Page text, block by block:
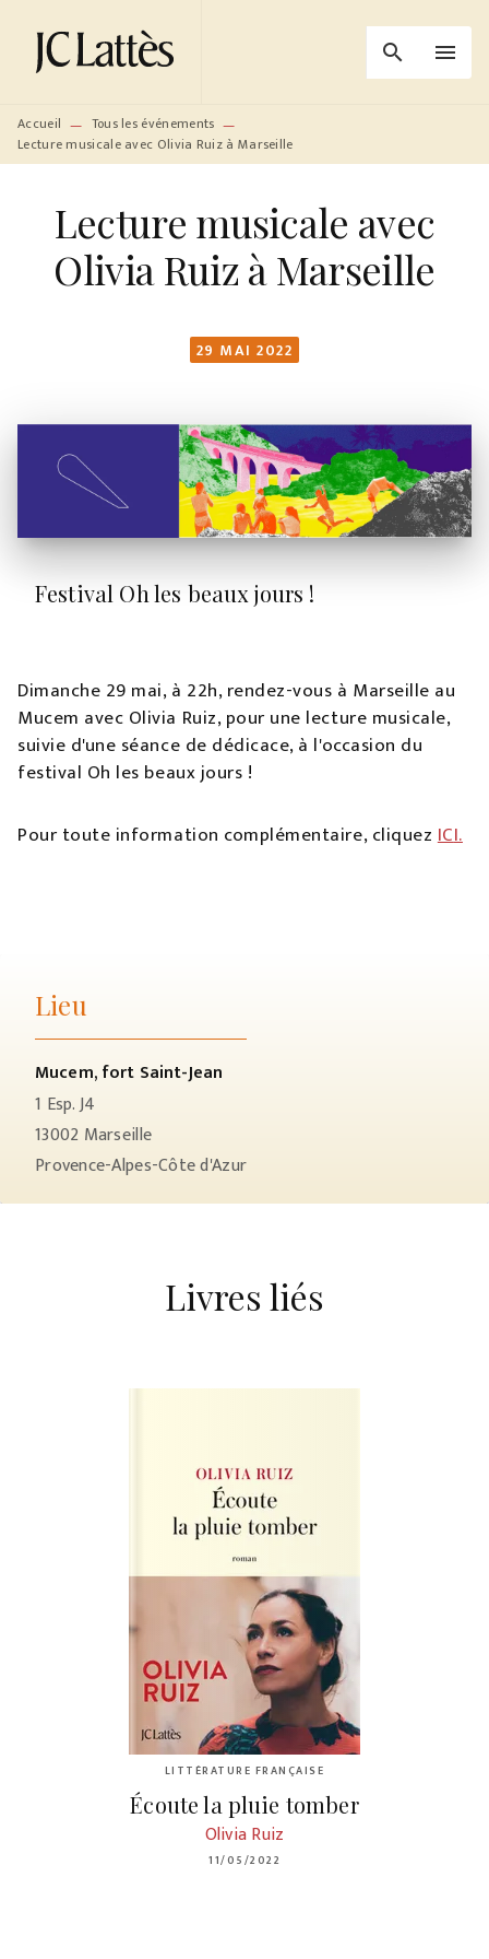
MENU RECHERCHE
PIED DE PAGE
search menu
Accueil — Tous les événements —
Lecture musicale avec Olivia Ruiz à Marseille
Lecture musicale avec
Olivia Ruiz à Marseille
29 MAI 2022
Festival Oh les beaux jours !
Dimanche 29 mai, à 22h, rendez-vous à Marseille au
Mucem avec Olivia Ruiz, pour une lecture musicale,
suivie d'une séance de dédicace, à l'occasion du
festival Oh les beaux jours !
Pour toute information complémentaire, cliquezICI.
Lieu
Mucem, fort Saint-Jean
1 Esp. J4
13002 Marseille
Provence-Alpes-Côte d'Azur
Livres liés
LITTÉRATURE FRANÇAISE
Écoute la pluie tomber
Olivia Ruiz
11/05/2022